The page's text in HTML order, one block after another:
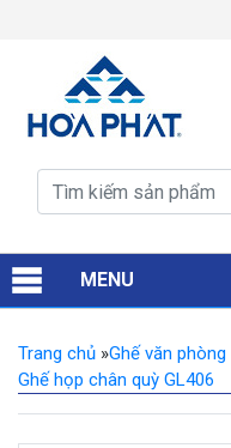
MENU
Trang chủ »Ghế văn phòng
Ghế họp chân quỳ GL406